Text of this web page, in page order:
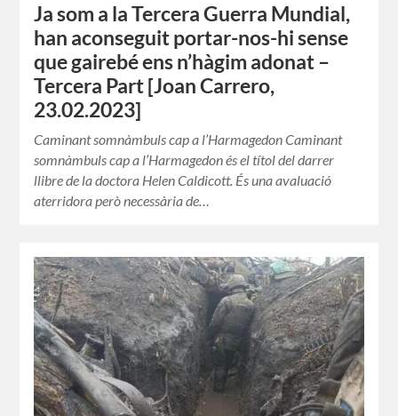
Ja som a la Tercera Guerra Mundial,
han aconseguit portar-nos-hi sense
que gairebé ens n’hàgim adonat –
Tercera Part [Joan Carrero,
23.02.2023]
Caminant somnàmbuls cap a l’Harmagedon Caminant
somnàmbuls cap a l’Harmagedon és el títol del darrer
llibre de la doctora Helen Caldicott. És una avaluació
aterridora però necessària de…